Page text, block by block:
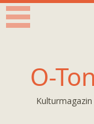
O-Ton